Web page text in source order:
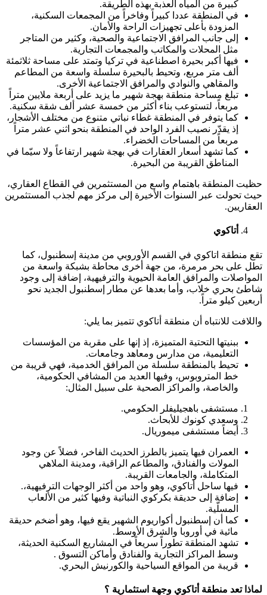
كبيرة من المياه العذبة بهذه الطريقة.
في المنطقة عددا كبيراً وفاخراً من المجمعات السكنية،
المزودة بأعلى تجهيزات الراحة والأمان.
إلى جانب المرافق الاجتماعية والصحية، وكثير من المتاجر
مثل المحلات والمكاتب والمجمعات التجارية.
فيها أكبر بحيرة اصطناعية في تركيا وتمتد على مساحة ثلاثمئة
ألف متر مربع، وتحيط بالبحيرة سلسلة واسعة من المطاعم
والمقاهي والنوادي والمرافق الاجتماعية الأخرى.
تبلغ مساحة منطقة بهجة شهير ما يزيد على أربعة ملايين متراً
مربعاً، لتستوعب بناء أكثر من خمسة عشر ألف شقة سكنية.
كما يتوفر في المنطقة غطاء نباتي متنوع من مختلف الأشجار،
إذ يقدّر نصيب الفرد الواحد في المنطقة بنحو اثني عشر متراً
مربعاً من المساحات الخضراء.
كما تشهد أسعار العقارات في بهجة شهير ارتفاعاً ولا سيّما في
المناطق القريبة من البحيرة.
حظيت المنطقة باهتمام واسع من المستثمرين في القطاع العقاري،
حيث تحولت عبر السنوات الأخيرة إلى مركز مهم لجذب المستثمرين
العقاريين.
أتاكوي
تقع منطقة اتاكوي في القسم الأوروبي من مدينة إسطنبول، كما
تطل على بحر مرمرة، من جهة أخرى محاطة بشبكة واسعة من
المواصلات والمرافق العامة الحيوية والترفيهية، إضافة إلى وجود
شاطئ بحري خلاب، وأما بعدها عن مطار إسطنبول الجديد نحو
أربعين كيلو متراً.
واللافت للانتباه أن منطقة أتاكوي تتميز بما يلي:
ببنيتها التحتية المتميزة، إذ إنها على مقربة من المؤسسات
التعليمية، من مدارس ومعاهد وجامعات.
تحيط بالمنطقة سلسلة من المرافق الخدمية، فهي قريبة من
خط المتروبوس، وفيها العديد من المشافي الحكومية،
والخاصة، والمراكز الصحية على سبيل المثال:
مستشفى باهجيليفلر الحكومي.
وسعدي كونوك للأبحاث.
أيضاً مستشفى ميموريال.
العمران فيها يتميز بالطرز الحديث الفاخر، فضلاً عن وجود
المولات والفنادق، والمطاعم الراقية، ومدينة الملاهي
المتكاملة، والجامعات القريبة.
فيها ساحل أتاكوي، وهو واحد من أكثر الوجهات الترفيهية،.
إضافة إلى حديقة بكركوي النباتية وفيها كثير من الألعاب
المسلّية.
كما أن إسطنبول أكواريوم الشهير يقع فيها، وهو أضخم حديقة
مائية في أوروبا والشرق الأوسط.
تشهد المنطقة تطوراً سريعاً في المشاريع السكنية الحديثة،
وسط المراكز التجارية والفنادق وأماكن التسوق .
قريبة من المواقع السياحية والكورنيش البحري.
لماذا تعد منطقة أتاكوي وجهة استثمارية ؟